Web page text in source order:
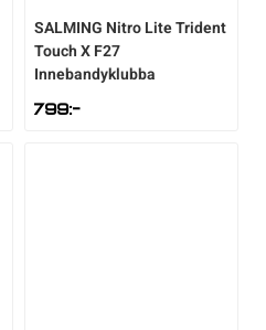
SALMING Nitro Lite Trident
Touch X F27
Innebandyklubba
799:-